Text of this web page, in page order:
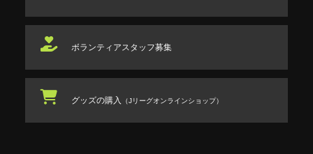
ボランティアスタッフ募集
グッズの購入 （Jリーグオンラインショップ）